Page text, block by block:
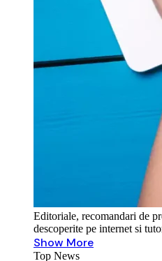
Editoriale, recomandari de
descoperite pe internet si
Show More
Top News